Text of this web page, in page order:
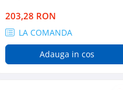
203,28 RON
LA COMANDA
Adauga in cos